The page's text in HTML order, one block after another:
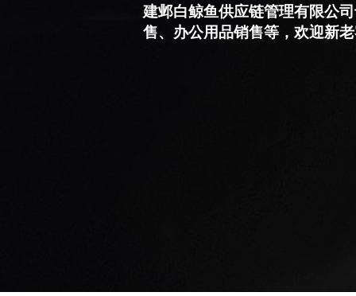
建邺白鲸鱼供应链管理有限公
售、办公用品销售等，欢迎新